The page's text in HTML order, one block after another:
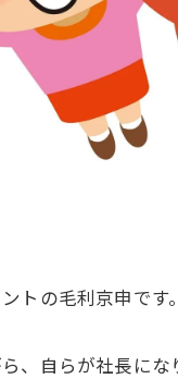
トの毛利京申です。
、自らが社長に